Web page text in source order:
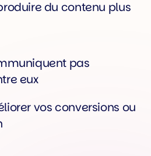
du contenu plus
pas
eux
vos conversions ou